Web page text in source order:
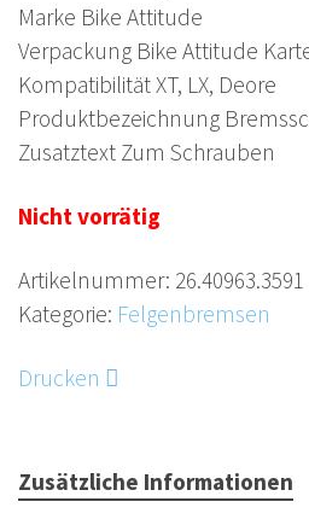
Marke Bike Attitude
Verpackung Bike Attitude
Kompatibilität XT, LX, Deore
Produktbezeichnung
Zusatztext Zum Schrauben
Nicht vorrätig
Artikelnummer: 26.40963.3591
Kategorie: Felgenbremsen
Drucken
Zusätzliche Informationen